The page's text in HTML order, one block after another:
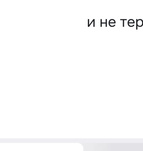
и не